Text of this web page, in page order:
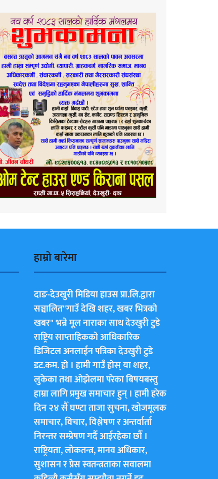
हाम्राे बारेमा
दाङ-देउखुरी मिडिया हाउस प्रा.लि.द्वारा
सञ्चालित"गाउँ देखि शहर, खबर भित्रकाे
खबर" भन्ने मूल नाराका साथ देउखुरी टुडे
राष्ट्रिय साप्ताहिककाे आधिकारिक
डिजिटल अनलाईन पत्रिका देउखुरी टुडे
डट.कम. हाे । हामी गाउँ हाेस् या शहर,
लुकेका तथा ओझेलमा परेका बिषयबस्तु
हाम्रा लागि प्रमुख समाचार हुन् । हामी हरेक
दिन २४ सैँ घण्टा ताजा सुचना, खोजमूलक
समाचार, विचार, विश्लेषण र अन्तर्वार्ता
निरन्तर सम्प्रेषण गर्दै आईरहेका छाैँ ।
राष्ट्रियता, लोकतन्त्र, मानव अधिकार,
सुशासन र प्रेस स्वतन्त्रताका सवालमा